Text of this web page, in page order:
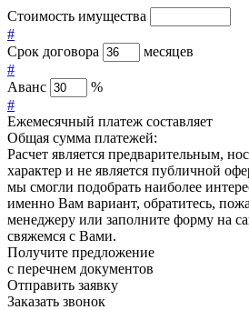
Стоимость имущества
#
Срок договора
месяцев
#
Аванс
%
#
Ежемесячный платеж составляет
Общая сумма платежей:
Расчет является предварительным,
характер и не является публичной
мы смогли подобрать наиболее
именно Вам вариант, обратитесь,
менеджеру или заполните форму на
свяжемся с Вами.
Получите предложение
с перечнем документов
Отправить заявку
Заказать звонок